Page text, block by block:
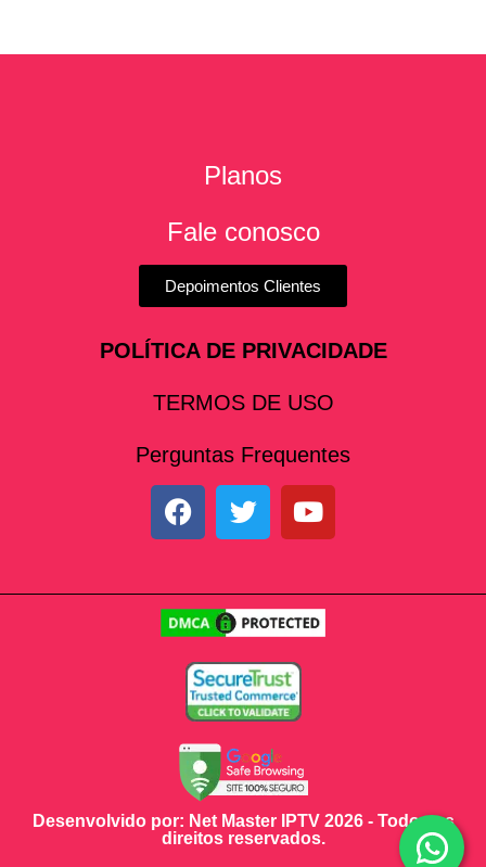
Planos
Fale conosco
Depoimentos Clientes
POLÍTICA DE PRIVACIDADE
TERMOS DE USO
Perguntas Frequentes
Desenvolvido por: Net Master IPTV 2026 - Todos os
direitos reservados.